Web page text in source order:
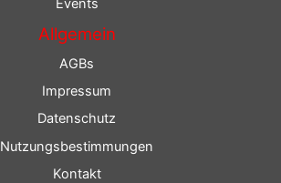
Events
Allgemein
AGBs
Impressum
Datenschutz
Nutzungsbestimmungen
Kontakt